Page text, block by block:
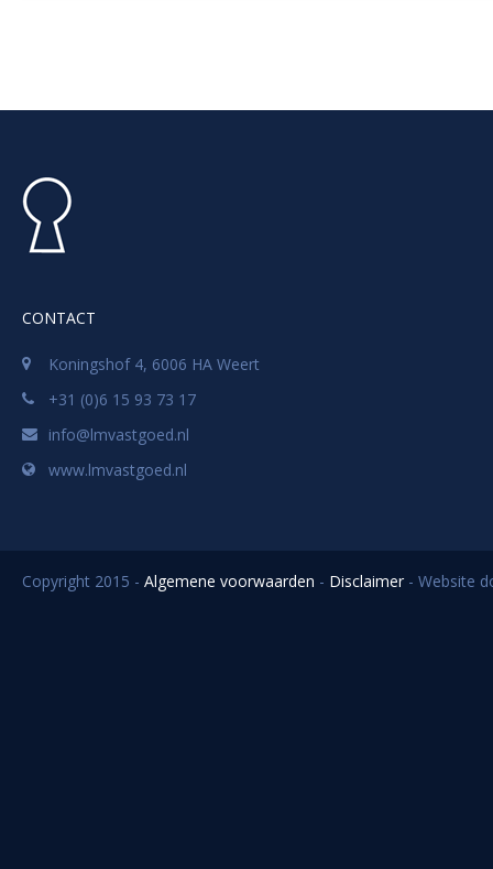
CONTACT
Koningshof 4, 6006 HA Weert
+31 (0)6 15 93 73 17
info@lmvastgoed.nl
www.lmvastgoed.nl
Copyright 2015 - Algemene voorwaarden - Disclaimer - Website